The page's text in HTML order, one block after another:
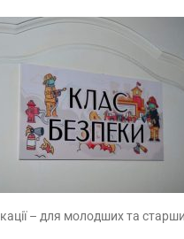
– для молодших та